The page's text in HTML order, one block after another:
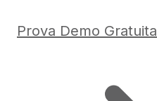
Prova Demo Gratuita